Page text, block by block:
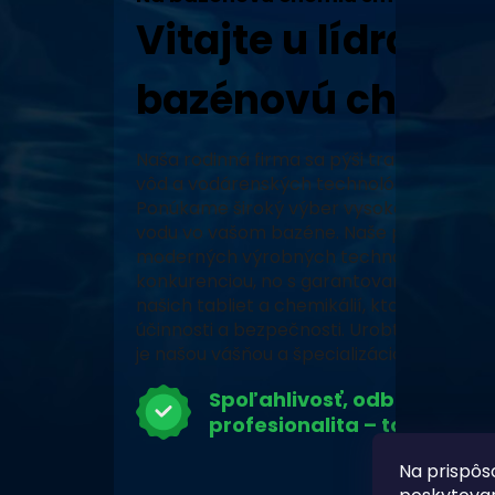
Na
Vitajte u lídra v
bazénovú chémiu!
Naša rodinná firma sa pýši tradíciou,
vôd a vodárenských technológií a
Ponúkame široký výber vysoko
vodu vo vašom bazéne. Naše produkty,
moderných výrobných technológiách,
konkurenciou, no s garantovaným
našich tabliet a chemikálií, ktoré prešli
účinnosti a bezpečnosti. Urobte z vášho
je našou vášňou a špecializáciou.
Spoľahlivosť, odbornosť a
profesionalita – to je